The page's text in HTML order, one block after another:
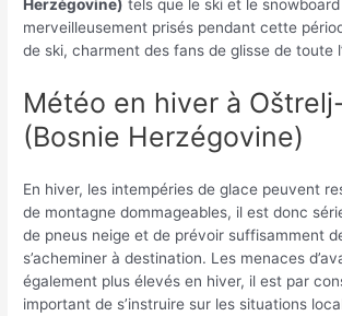
Herzégovine) tels que le ski et le
merveilleusement prisés pendant cette
de ski, charment des fans de glisse de toute
Météo en hiver à
(Bosnie Herzégovine)
En hiver, les intempéries de glace peuvent
de montagne dommageables, il est donc
de pneus neige et de prévoir suffisamment
s’acheminer à destination. Les menaces
également plus élevés en hiver, il est par
important de s’instruire sur les situations